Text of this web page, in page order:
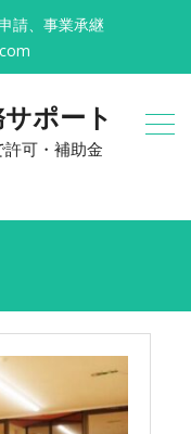
請、事業承継
ポート
可・補助金